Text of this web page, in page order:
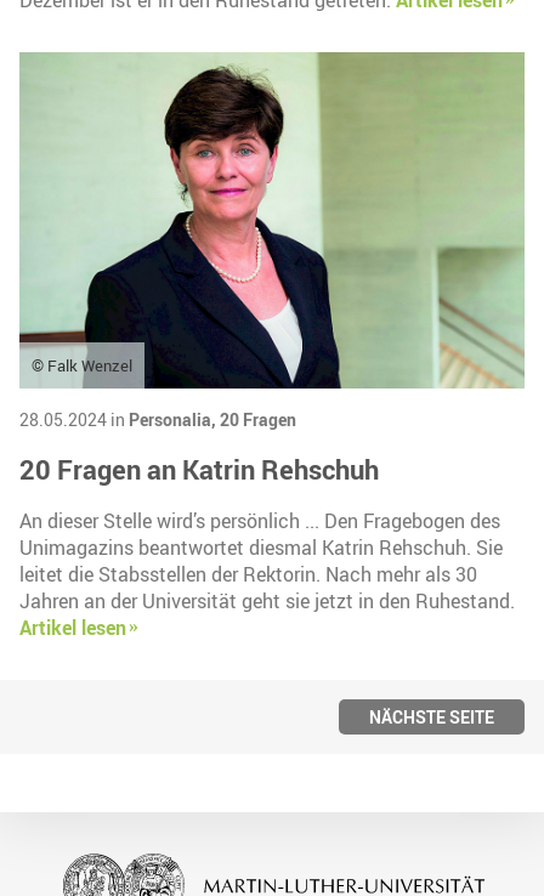
© Falk Wenzel
28.05.2024 in Personalia, 20 Fragen
20 Fragen an Katrin Rehschuh
An dieser Stelle wird’s persönlich ... Den Fragebogen des
Unimagazins beantwortet diesmal Katrin Rehschuh. Sie
leitet die Stabsstellen der Rektorin. Nach mehr als 30
Jahren an der Universität geht sie jetzt in den Ruhestand.
Artikel lesen
NÄCHSTE SEITE